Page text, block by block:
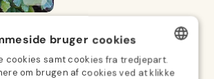
'Granat' - 40 Økologiske frø
DANISH
bruger cookies
cookies samt cookies fra tredjepart.
om brugen af cookies ved at klikke